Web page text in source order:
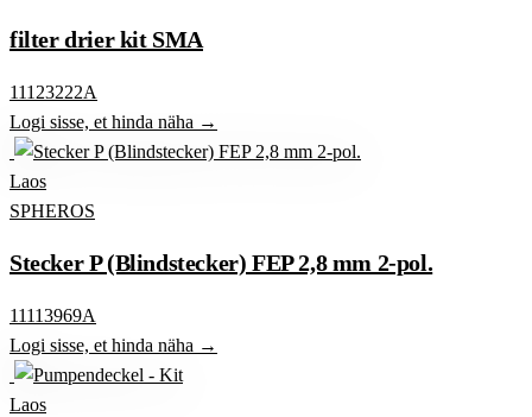
filter drier kit SMA
11123222A
Logi sisse, et hinda näha →
Laos
SPHEROS
Stecker P (Blindstecker) FEP 2,8 mm 2-pol.
11113969A
Logi sisse, et hinda näha →
Laos